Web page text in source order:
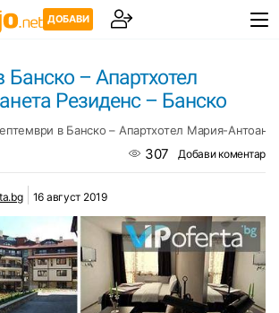
ДОБАВИ
Банско – Апартхотел
Резиденс – Банско
в Банско – Апартхотел Мария-
307 Добави коментар
16 август 2019